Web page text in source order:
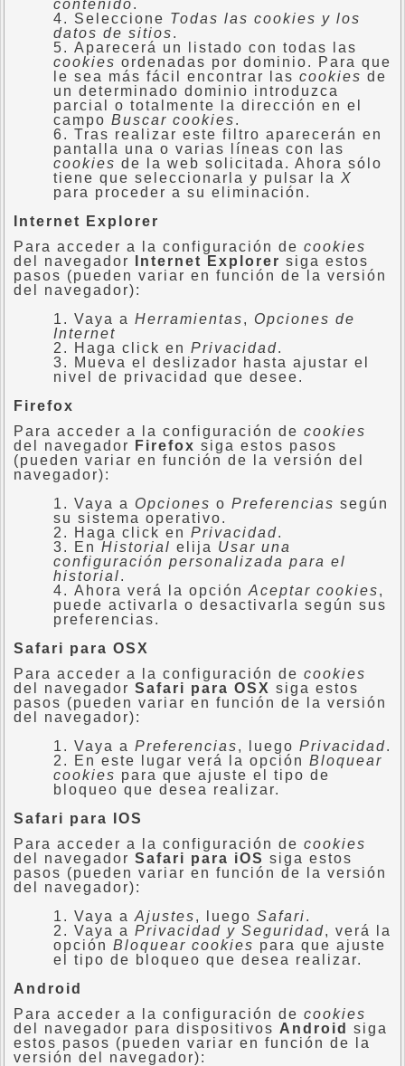
contenido.
Seleccione Todas las cookies y los
datos de sitios.
Aparecerá un listado con todas las
cookies ordenadas por dominio. Para que
le sea más fácil encontrar las cookies de
un determinado dominio introduzca
parcial o totalmente la dirección en el
campo Buscar cookies.
Tras realizar este filtro aparecerán en
pantalla una o varias líneas con las
cookies de la web solicitada. Ahora sólo
tiene que seleccionarla y pulsar la X
para proceder a su eliminación.
Internet Explorer
Para acceder a la configuración de cookies
del navegador
Internet Explorer siga estos
pasos (pueden variar en función de la versión
del navegador):
Vaya a Herramientas, Opciones de
Internet
Haga click en Privacidad.
Mueva el deslizador hasta ajustar el
nivel de privacidad que desee.
Firefox
Para acceder a la configuración de cookies
del navegador
Firefox siga estos pasos
(pueden variar en función de la versión del
navegador):
Vaya a Opciones o Preferencias según
su sistema operativo.
Haga click en Privacidad.
En Historial elija Usar una
configuración personalizada para el
historial.
Ahora verá la opción Aceptar cookies,
puede activarla o desactivarla según sus
preferencias.
Safari para OSX
Para acceder a la configuración de cookies
del navegador Safari para OSX siga estos
pasos (pueden variar en función de la versión
del navegador):
Vaya a Preferencias, luego Privacidad.
En este lugar verá la opción Bloquear
cookies para que ajuste el tipo de
bloqueo que desea realizar.
Safari para IOS
Para acceder a la configuración de cookies
del navegador Safari para iOS siga estos
pasos (pueden variar en función de la versión
del navegador):
Vaya a Ajustes, luego Safari.
Vaya a Privacidad y Seguridad, verá la
opción Bloquear cookies para que ajuste
el tipo de bloqueo que desea realizar.
Android
Para acceder a la configuración de cookies
del navegador para dispositivos Android
siga
estos pasos (pueden variar en función de la
versión del navegador):